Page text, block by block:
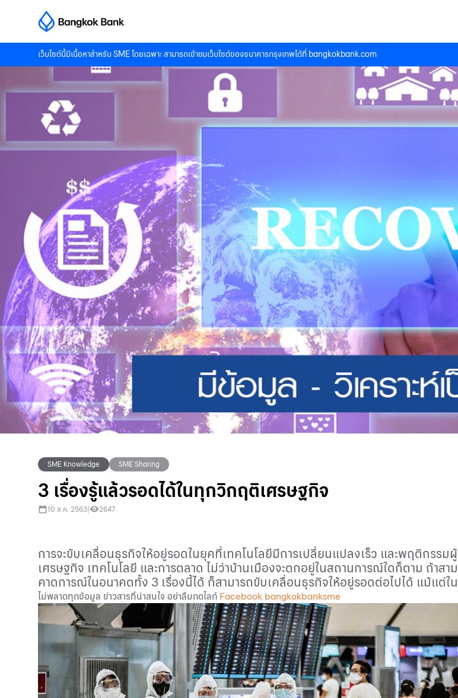
เว็บไซต์นี้มีเนื้อหาสำหรับ SME โดยเฉพาะ สามารถเข้าชมเว็บไซต์ของธนาคารกรุงเทพได้ที่ bangkokbank.com
SME Knowledge SME Sharing
3 เรื่องรู้แล้วรอดได้ในทุกวิกฤติเศรษฐกิจ
10 ส.ค. 2563 2647
การจะขับเคลื่อนธุรกิจให้อยู่รอดในยุคที่เทคโนโลยีมีการเปลี่ยนแปลงเร็ว และพฤติกรร
เศรษฐกิจ เทคโนโลยี และการตลาด ไม่ว่าบ้านเมืองจะตกอยู่ในสถานการณ์ใดก็ตาม ถ้าสา
คาดการณ์ในอนาคตทั้ง 3 เรื่องนี้ได้ ก็สามารถขับเคลื่อนธุรกิจให้อยู่รอดต่อไปได้ แม้แต่
ไม่พลาดทุกข้อมูล ข่าวสารที่น่าสนใจ อย่าลืมกดไลก์ Facebook bangkokbanksme